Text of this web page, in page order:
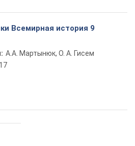
Всемирная история 9
А.А. Мартынюк, О. А. Гисем